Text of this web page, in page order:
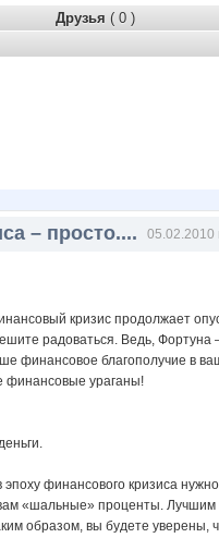
Друзья ( 0 )
– просто.... 05.02.2010
кризис продолжает
радоваться. Ведь,
финансовое благополучие в
финансовые ураганы!
эпоху финансового кризиса
«шальные» проценты. Лучшим
образом, вы будете